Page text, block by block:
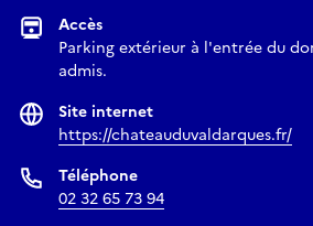
⚠️ Merci d’arriver 15 minutes avant le
📍 Château du Val d’Arques
Accès
Parking extérieur à l'entrée du
admis.
Site internet
https://chateauduvaldarques.fr/
Téléphone
02 32 65 73 94